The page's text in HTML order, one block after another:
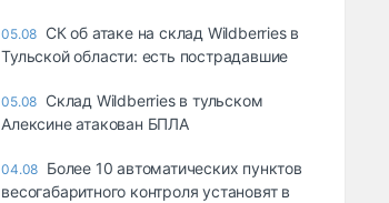
05.08 СК об атаке на склад Wildberries в
Тульской области: есть пострадавшие
05.08 Склад Wildberries в тульском
Алексине атакован БПЛА
04.08 Более 10 автоматических пунктов
весогабаритного контроля установят в